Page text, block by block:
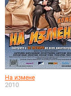
На измене
2010